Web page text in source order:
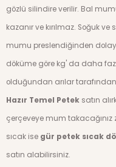
gözlü silindire verilir. Bal
kazanır ve kırılmaz. Soğuk
mumu preslendiğinden
döküme göre kg' da daha
olduğundan arılar
Hazır Temel Petek satın
çerçeveye mum
sıcak ise gür petek sıcak
satın alabilirsiniz.